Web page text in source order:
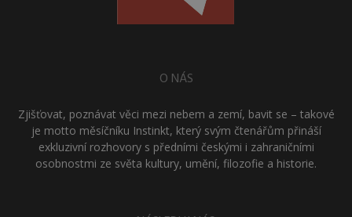
O NÁS
Zjišťovat, poznávat věci mezi nebem a zemí, bavit se – takové
je motto měsíčníku Instinkt, který svým čtenářům přináší
exkluzivní rozhovory s předními českými i zahraničními
osobnostmi ze světa kultury, umění, filozofie a historie.